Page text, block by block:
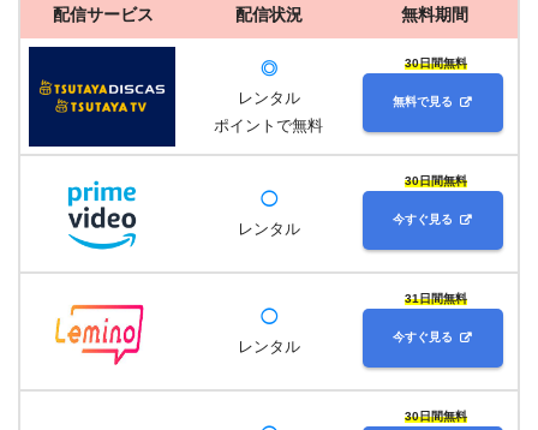
配信サービス 配信状況 無料期間
◎
レンタル
ポイントで無料
30日間無料
無料で見る
◯
レンタル
30日間無料
今すぐ見る
◯
レンタル
31日間無料
今すぐ見る
30日間無料